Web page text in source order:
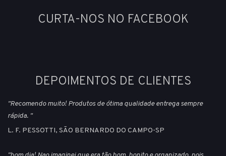
CURTA-NOS NO FACEBOOK
DEPOIMENTOS DE CLIENTES
"Recomendo muito! Produtos de ótima qualidade entrega sempre
rápida. "
L. F. PESSOTTI, SÃO BERNARDO DO CAMPO-SP